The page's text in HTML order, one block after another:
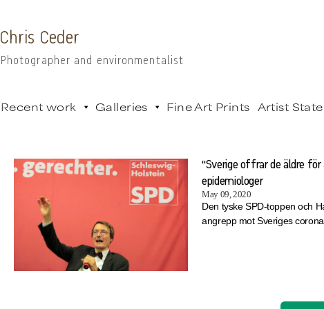
Chris Ceder
Photographer and environmentalist
Recent work Galleries Fine Art Prints Artist
“Sverige offrar de äldre
epidemiologer
May 09, 2020
Den tyske SPD-toppen och
angrepp mot Sveriges